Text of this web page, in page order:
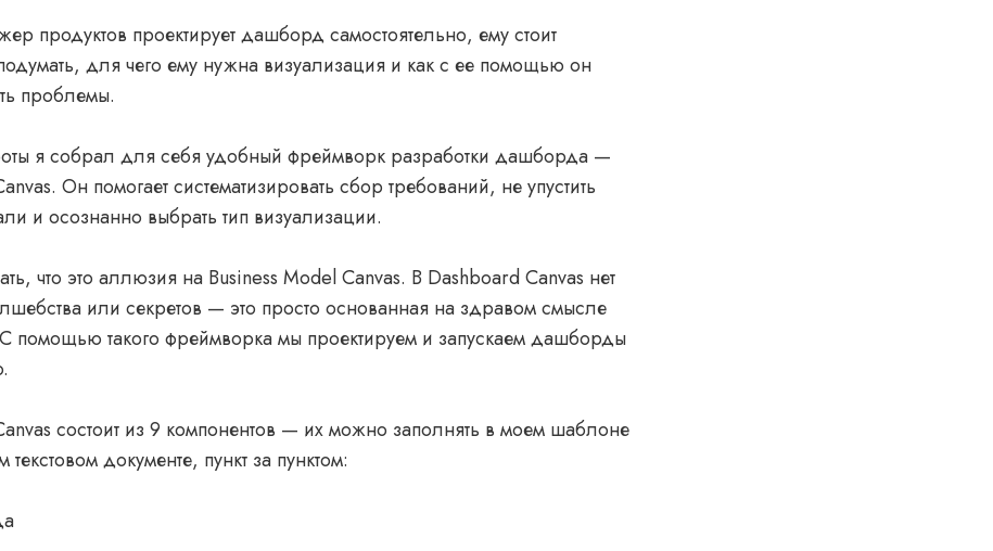
продуктов проектирует дашборд самостоятельно, ему стоит
для чего ему нужна визуализация и как с ее помощью он
проблемы.
я собрал для себя удобный фреймворк разработки дашборда —
Он помогает систематизировать сбор требований, не упустить
и осознанно выбрать тип визуализации.
что это аллюзия на Business Model Canvas. В Dashboard Canvas нет
или секретов — это просто основанная на здравом смысле
помощью такого фреймворка мы проектируем и запускаем дашборды
состоит из 9 компонентов — их можно заполнять в моем шаблоне
документе, пункт за пунктом: